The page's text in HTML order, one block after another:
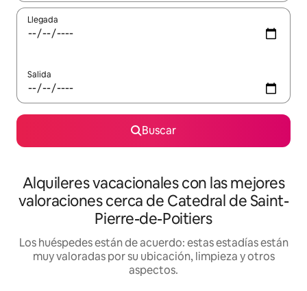
Llegada
Salida
Buscar
Alquileres vacacionales con las mejores
valoraciones cerca de Catedral de Saint-
Pierre-de-Poitiers
Los huéspedes están de acuerdo: estas estadías están
muy valoradas por su ubicación, limpieza y otros
aspectos.